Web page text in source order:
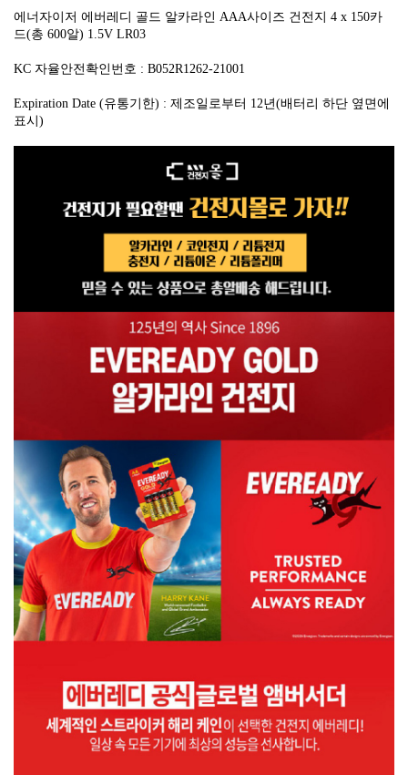
에너자이저 에버레디 골드 알카라인 AAA사이즈 건전지 4 x 150카
드(총 600알) 1.5V LR03
KC 자율안전확인번호 : B052R1262-21001
Expiration Date (유통기한) : 제조일로부터 12년(배터리 하단 옆면에
표시)